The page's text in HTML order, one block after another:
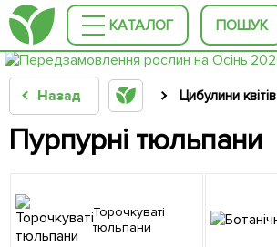
КАТАЛОГ ПОШУК
Назад Цибулини квітів
Пурпурні тюльпани
Торочкуваті
тюльпани